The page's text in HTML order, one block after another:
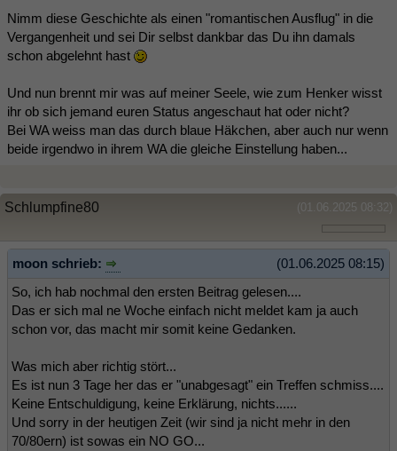
Nimm diese Geschichte als einen "romantischen Ausflug" in die
Vergangenheit und sei Dir selbst dankbar das Du ihn damals
schon abgelehnt hast
Und nun brennt mir was auf meiner Seele, wie zum Henker wisst
ihr ob sich jemand euren Status angeschaut hat oder nicht?
Bei WA weiss man das durch blaue Häkchen, aber auch nur wenn
beide irgendwo in ihrem WA die gleiche Einstellung haben...
(01.06.2025 08:32)
Schlumpfine80
(01.06.2025 08:15)
moon schrieb:
So, ich hab nochmal den ersten Beitrag gelesen....
Das er sich mal ne Woche einfach nicht meldet kam ja auch
schon vor, das macht mir somit keine Gedanken.
Was mich aber richtig stört...
Es ist nun 3 Tage her das er "unabgesagt" ein Treffen schmiss....
Keine Entschuldigung, keine Erklärung, nichts......
Und sorry in der heutigen Zeit (wir sind ja nicht mehr in den
70/80ern) ist sowas ein NO GO...